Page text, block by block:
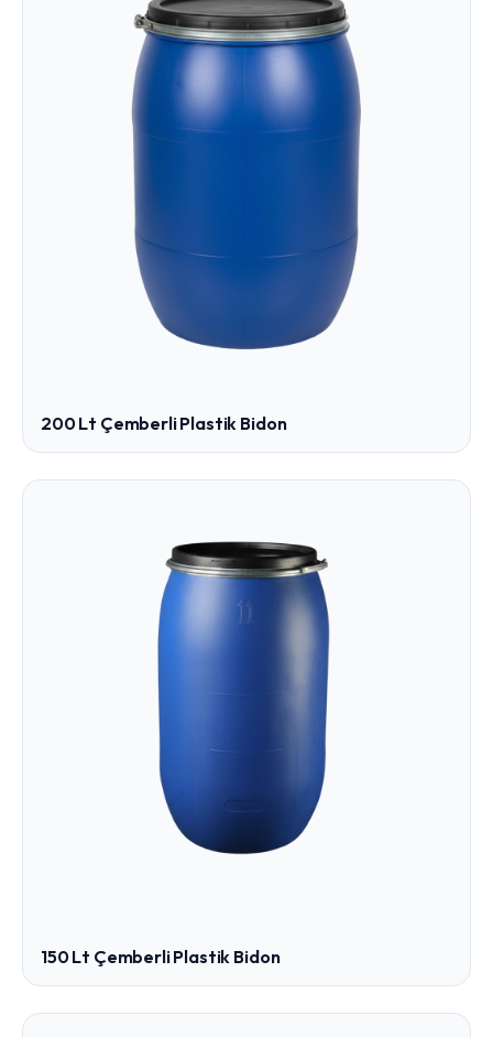
200 Lt Çemberli Plastik Bidon
150 Lt Çemberli Plastik Bidon